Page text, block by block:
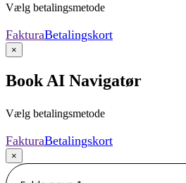
Vælg betalingsmetode
FakturaBetalingskort
×
Book AI Navigatør
Vælg betalingsmetode
FakturaBetalingskort
×